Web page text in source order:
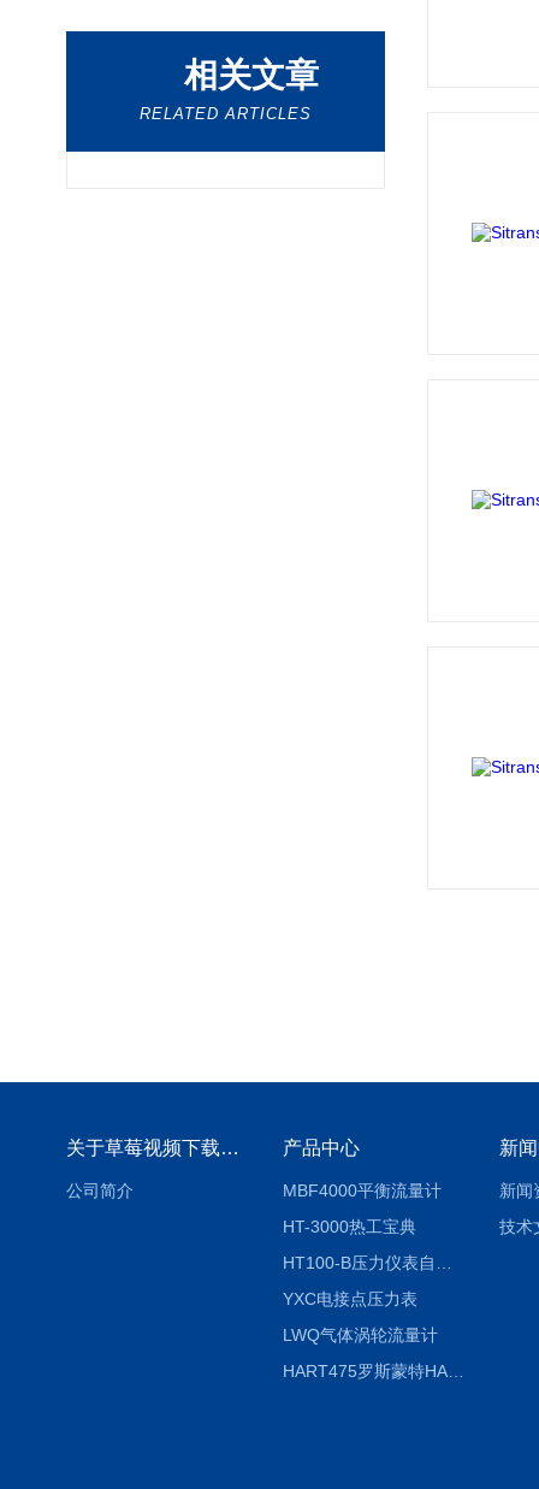
相关文章
RELATED ARTICLES
关于草莓视频下载地址
公司简介
产品中心
MBF4000平衡流量计
HT-3000热工宝典
YXC电接点压力表
LWQ气体涡轮流量计
HART475罗斯蒙特HART475手操器
新
新闻
技术